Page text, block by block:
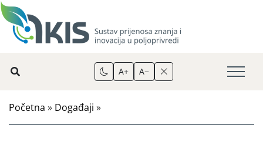
A+ A−
Početna » Događaji »